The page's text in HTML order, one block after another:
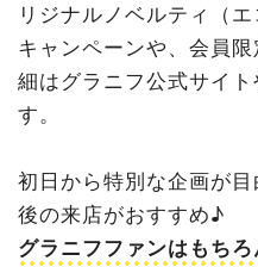
リジナルノベルティ（
キャンペーンや、会員
細はグラニフ公式サイ
す。
初日から特別な企画が
後の来店がおすすめ♪
グラニフファンはもち